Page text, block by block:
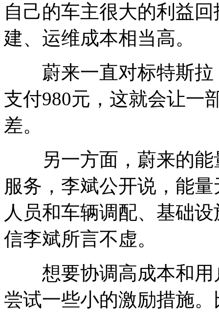
自己的车主很大的利益
建、运维成本相当高。
蔚来一直对标特斯拉
支付980元，这就会让一
差。
另一方面，蔚来的能
服务，李斌公开说，能
人员和车辆调配、基础
信李斌所言不虚。
想要协调高成本和用
尝试一些小的激励措施